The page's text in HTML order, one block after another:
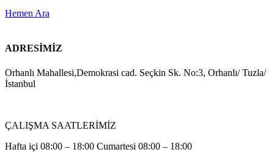
Hemen Ara
ADRESİMİZ
Orhanlı Mahallesi,Demokrasi cad. Seçkin Sk. No:3, Orhanlı/ Tuzla/
İstanbul
ÇALIŞMA SAATLERİMİZ
Hafta içi 08:00 – 18:00 Cumartesi 08:00 – 18:00